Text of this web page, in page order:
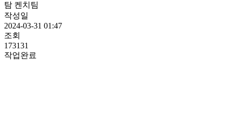
탐 켄치팀
작성일
2024-03-31 01:47
조회
173131
작업완료